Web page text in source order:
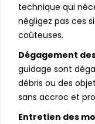
technique qui
négligez pas ces
coûteuses.
Dégagement
guidage sont
débris ou des
sans accroc et
Entretien des